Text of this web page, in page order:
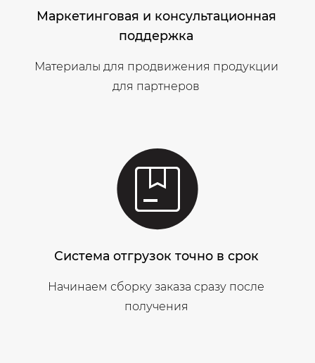
Маркетинговая и консультационная
поддержка
Материалы для продвижения продукции
для партнеров
Система отгрузок точно в срок
Начинаем сборку заказа сразу после
получения